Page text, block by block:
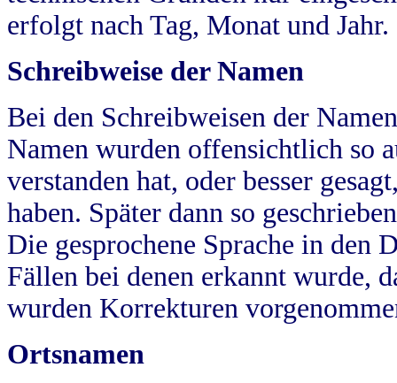
erfolgt nach Tag, Monat und Jahr.
Schreibweise der Namen
Bei den Schreibweisen der
Namen wurden offensichtlich so
verstanden hat, oder besser
haben. Später dann so
Die gesprochene Sprache in
Fällen bei denen erkannt wurde,
wurden Korrekturen
Ortsnamen